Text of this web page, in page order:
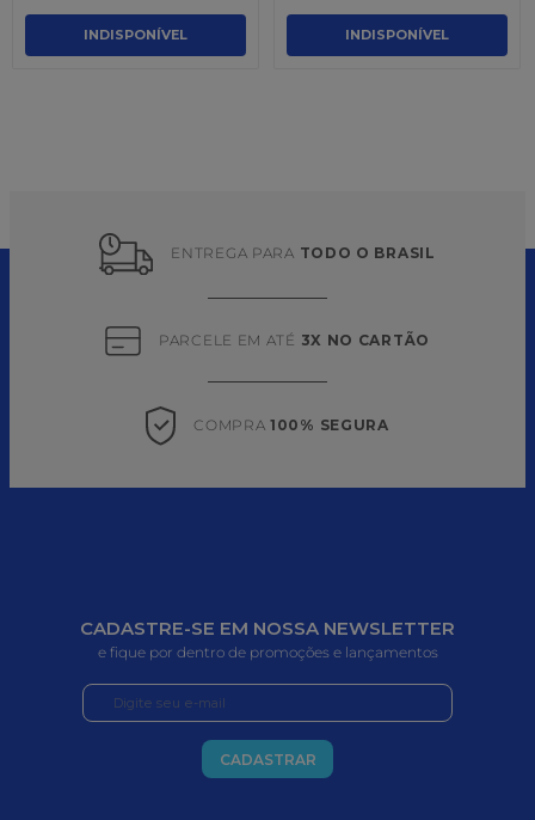
INDISPONÍVEL INDISPONÍVEL
ENTREGA PARA TODO O BRASIL
PARCELE EM ATÉ 3X NO CARTÃO
COMPRA 100% SEGURA
CADASTRE-SE EM NOSSA NEWSLETTER
e fique por dentro de promoções e lançamentos
CADASTRAR